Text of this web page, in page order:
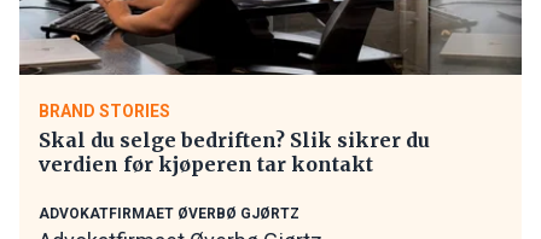
BRAND STORIES
Skal du selge bedriften? Slik sikrer du
verdien før kjøperen tar kontakt
ADVOKATFIRMAET ØVERBØ GJØRTZ